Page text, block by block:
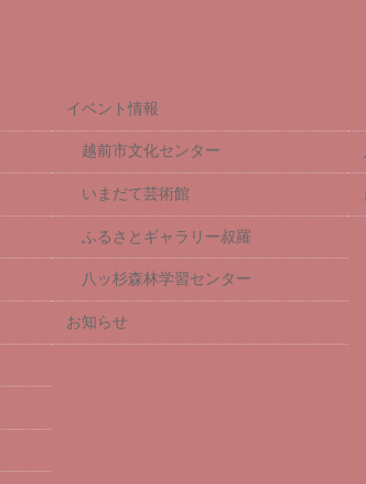
イベント情報
越前市文化センター
いまだて芸術館
ふるさとギャラリー叔羅
八ッ杉森林学習センター
お知らせ